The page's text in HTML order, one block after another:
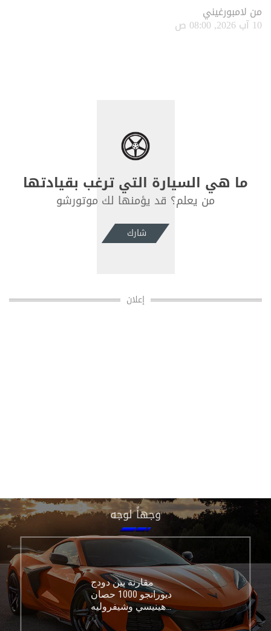
من لامبورغيني
10 آب 2026, 08:00 ص
ما هي السيارة التي ترغب بقيادتها
من يعلم؟ قد يؤمنها لك موتورشو
شارك
إعلان
وجهاً لوجه
مقارنة بين دودج
ديورانجو 1000 حصان
هينيسي وشيفروليه
كورفيت C8 Z06